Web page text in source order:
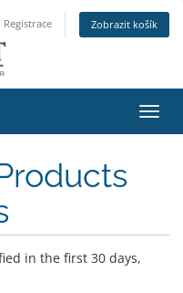
Registrace Zobrazit košík
in the first 30 days,